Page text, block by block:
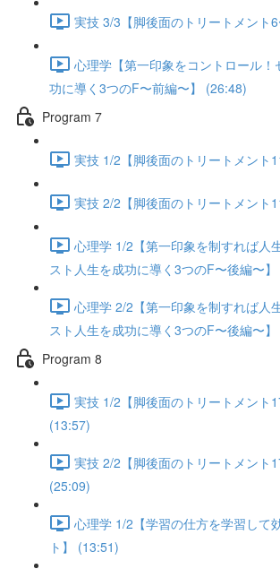
実技 3/3【脚後面のトリートメント
心理学【第一印象をコントロール
功に導く3つのF〜前編〜】 (26:48)
Program 7
実技 1/2【脚後面のトリートメント
実技 2/2【脚後面のトリートメント
心理学 1/2【第一印象を制すれば人
スト人生を成功に導く3つのF〜後編〜
心理学 2/2【第一印象を制すれば人
スト人生を成功に導く3つのF〜後編〜
Program 8
実技 1/2【脚後面のトリートメント
(13:57)
実技 2/2【脚後面のトリートメント
(25:09)
心理学 1/2【学習の仕方を学習して
ト】 (13:51)